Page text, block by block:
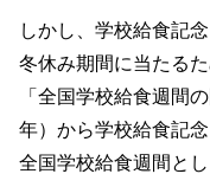
しかし、学校給食記
冬休み期間に当たる
「全国学校給食週間
年）から学校給食記
全国学校給食週間とし